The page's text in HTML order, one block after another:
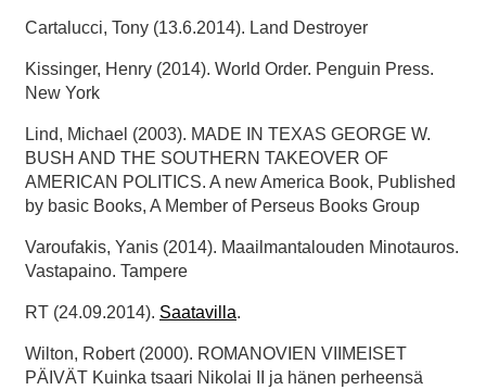
Cartalucci, Tony (13.6.2014). Land Destroyer
Kissinger, Henry (2014). World Order. Penguin Press.
New York
Lind, Michael (2003). MADE IN TEXAS GEORGE W.
BUSH AND THE SOUTHERN TAKEOVER OF
AMERICAN POLITICS. A new America Book, Published
by basic Books, A Member of Perseus Books Group
Varoufakis, Yanis (2014). Maailmantalouden Minotauros.
Vastapaino. Tampere
RT (24.09.2014). Saatavilla.
Wilton, Robert (2000). ROMANOVIEN VIIMEISET
PÄIVÄT Kuinka tsaari Nikolai II ja hänen perheensä